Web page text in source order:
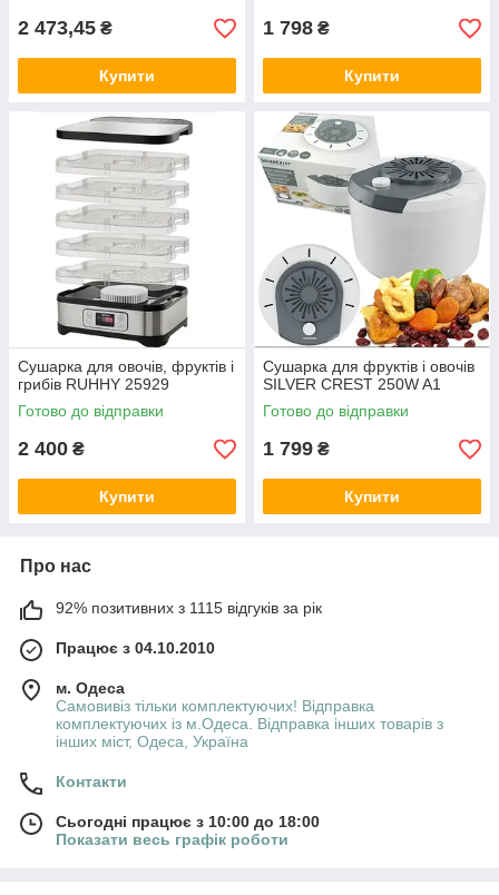
2 473,45 ₴
Купити
1 798 ₴
Купити
Сушарка для овочів, фруктів і
грибів RUHHY 25929
Готово до відправки
2 400 ₴
Купити
Сушарка для фруктів і овочів
SILVER CREST 250W A1
Готово до відправки
1 799 ₴
Купити
Про нас
92% позитивних з 1115 відгуків за рік
Працює з 04.10.2010
м. Одеса
Самовивіз тільки комплектуючих! Відправка
комплектуючих із м.Одеса. Відправка інших товарів з
інших міст, Одеса, Україна
Контакти
Сьогодні працює з 10:00 до 18:00
Показати весь графік роботи